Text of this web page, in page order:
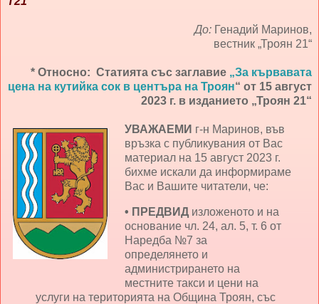
До: Генадий Маринов,
вестник „Троян 21“
* Относно: Статията със заглавие „За кървавата
цена на кутийка сок в центъра на Троян“ от 15 август
2023 г. в изданието „Троян 21“
УВАЖАЕМИ г-н Маринов, във
връзка с публикувания от Вас
материал на 15 август 2023 г.
бихме искали да информираме
Вас и Вашите читатели, че:
• ПРЕДВИД изложеното и на
основание чл. 24, ал. 5, т. 6 от
Наредба №7 за
определянето и
администрирането на
местните такси и цени на
услуги на територията на Община Троян, със